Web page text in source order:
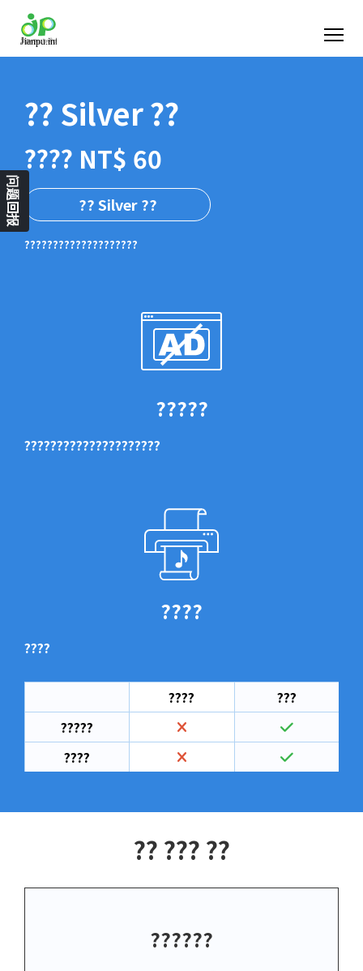
?? Silver ??
???? NT$ 60
?? Silver ??
????????????????????
?????
?????????????????????
????
????
????
???
?????
????
?? ??? ??
??????
问题回报